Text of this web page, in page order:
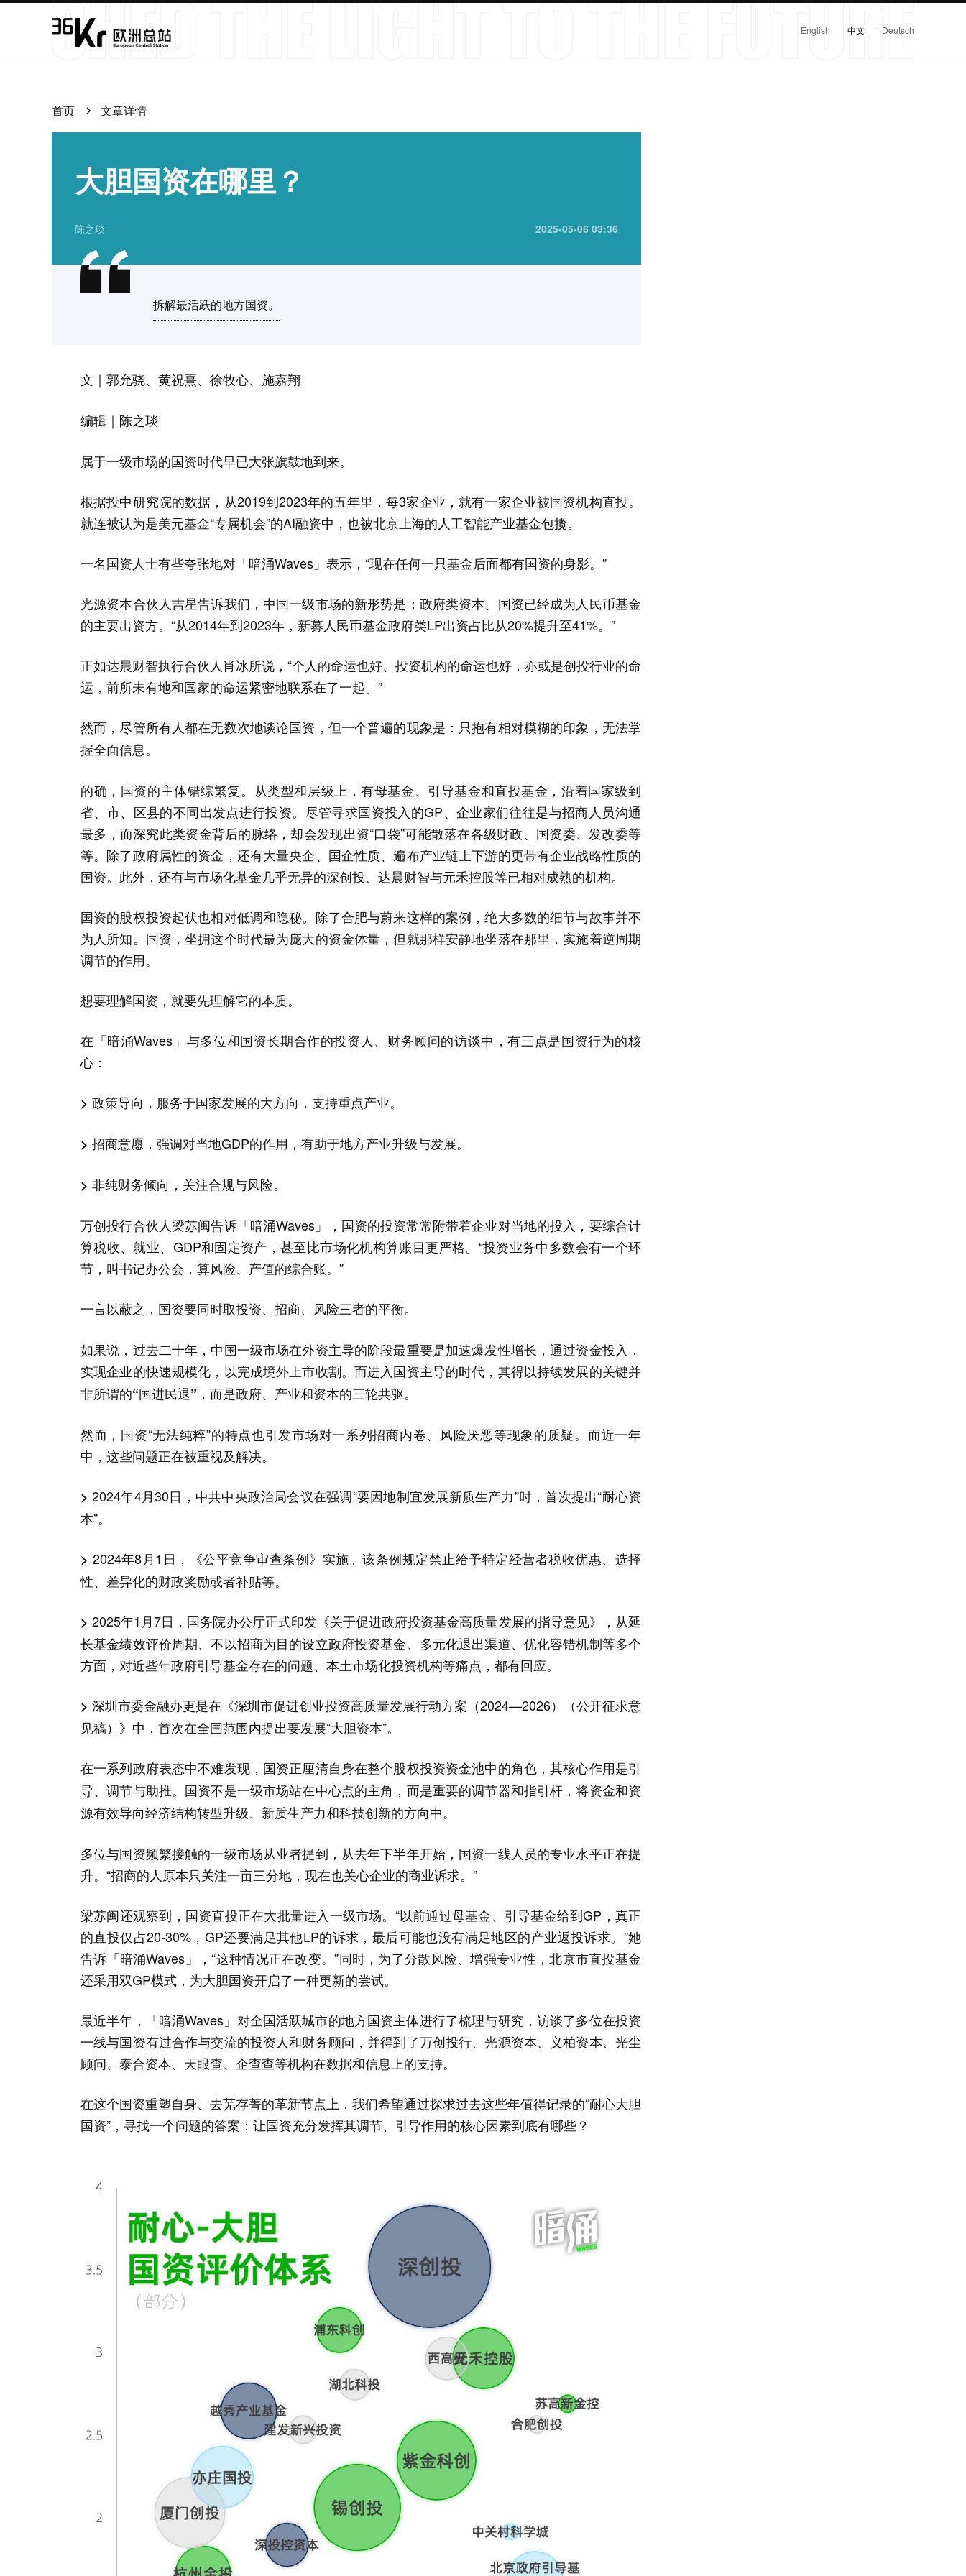
English 中文 Deutsch
首页 文章详情
大胆国资在哪里？
陈之琰 2025-05-06 03:36
拆解最活跃的地方国资。
文｜ 郭允骁、黄祝熹、徐牧心、施嘉翔
编辑｜ 陈之琰
属于一级市场的国资时代早已大张旗鼓地到来。
根据投中研究院的数据，从2019到2023年的五年里，每3家企业，就有一家企业被国资机构直投。
就连被认为是美元基金“专属机会”的AI融资中，也被北京上海的人工智能产业基金包揽。
一名国资人士有些夸张地对「暗涌Waves」表示，“现在任何一只基金后面都有国资的身影。”
光源资本合伙人吉星告诉我们，中国一级市场的新形势是：政府类资本、国资已经成为人民币基金
的主要出资方。“从2014年到2023年，新募人民币基金政府类LP出资占比从20%提升至41%。”
正如达晨财智执行合伙人肖冰所说，“个人的命运也好、投资机构的命运也好，亦或是创投行业的命
运，前所未有地和国家的命运紧密地联系在了一起。”
然而，尽管所有人都在无数次地谈论国资，但一个普遍的现象是：只抱有相对模糊的印象，无法掌
握全面信息。
的确，国资的主体错综繁复。从类型和层级上，有母基金、引导基金和直投基金，沿着国家级到
省、市、区县的不同出发点进行投资。尽管寻求国资投入的GP、企业家们往往是与招商人员沟通
最多，而深究此类资金背后的脉络，却会发现出资“口袋”可能散落在各级财政、国资委、发改委等
等。除了政府属性的资金，还有大量央企、国企性质、遍布产业链上下游的更带有企业战略性质的
国资。此外，还有与市场化基金几乎无异的深创投、达晨财智与元禾控股等已相对成熟的机构。
国资的股权投资起伏也相对低调和隐秘。除了合肥与蔚来这样的案例，绝大多数的细节与故事并不
为人所知。国资，坐拥这个时代最为庞大的资金体量，但就那样安静地坐落在那里，实施着逆周期
调节的作用。
想要理解国资，就要先理解它的本质。
在「暗涌Waves」与多位和国资长期合作的投资人、财务顾问的访谈中，有三点是国资行为的核
心：
> 政策导向，服务于国家发展的大方向，支持重点产业。
> 招商意愿，强调对当地GDP的作用，有助于地方产业升级与发展。
> 非纯财务倾向，关注合规与风险。
万创投行合伙人梁苏闽告诉「暗涌Waves」，国资的投资常常附带着企业对当地的投入，要综合计
算税收、就业、GDP和固定资产，甚至比市场化机构算账目更严格。“投资业务中多数会有一个环
节，叫书记办公会，算风险、产值的综合账。”
一言以蔽之， 国资要同时取投资、招商、风险三者的平衡。
如果说，过去二十年，中国一级市场在外资主导的阶段最重要是加速爆发性增长，通过资金投入，
实现企业的快速规模化，以完成境外上市收割。 而进入国资主导的时代，其得以持续发展的关键并
非所谓的“国进民退”，而是政府、产业和资本的三轮共驱。
然而，国资“无法纯粹”的特点也引发市场对一系列招商内卷、风险厌恶等现象的质疑。而近一年
中，这些问题正在被重视及解决。
>2024年4月30日，中共中央政治局会议在强调“要因地制宜发展新质生产力”时，首次提出“耐心资
本”。
> 2024年8月1日，《公平竞争审查条例》实施。该条例规定禁止给予特定经营者税收优惠、选择
性、差异化的财政奖励或者补贴等。
>2025年1月7日，国务院办公厅正式印发《关于促进政府投资基金高质量发展的指导意见》，从延
长基金绩效评价周期、不以招商为目的设立政府投资基金、多元化退出渠道、优化容错机制等多个
方面，对近些年政府引导基金存在的问题、本土市场化投资机构等痛点，都有回应。
> 深圳市委金融办更是在《深圳市促进创业投资高质量发展行动方案（2024—2026）（公开征求意
见稿）》中，首次在全国范围内提出要发展“大胆资本”。
在一系列政府表态中不难发现， 国资正厘清自身在整个股权投资资金池中的角色，其核心作用是引
导、调节与助推。国资不是一级市场站在中心点的主角，而是重要的调节器和指引杆，将资金和资
源有效导向经济结构转型升级、新质生产力和科技创新的方向中。
多位与国资频繁接触的一级市场从业者提到，从去年下半年开始，国资一线人员的专业水平正在提
升。“招商的人原本只关注一亩三分地，现在也关心企业的商业诉求。”
梁苏闽还观察到，国资直投正在大批量进入一级市场。“以前通过母基金、引导基金给到GP，真正
的直投仅占20-30%，GP还要满足其他LP的诉求，最后可能也没有满足地区的产业返投诉求。”她
告诉「暗涌Waves」，“这种情况正在改变。”同时，为了分散风险、增强专业性，北京市直投基金
还采用双GP模式，为大胆国资开启了一种更新的尝试。
最近半年，「暗涌Waves」对全国活跃城市的地方国资主体进行了梳理与研究，访谈了多位在投资
一线与国资有过合作与交流的投资人和财务顾问，并得到了万创投行、光源资本、义柏资本、光尘
顾问、泰合资本、天眼查、企查查等机构在数据和信息上的支持。
在这个国资重塑自身、去芜存菁的革新节点上，我们希望通过探求过去这些年值得记录的“耐心大胆
国资”，寻找一个问题的答案： 让国资充分发挥其调节、引导作用的核心因素到底有哪些？